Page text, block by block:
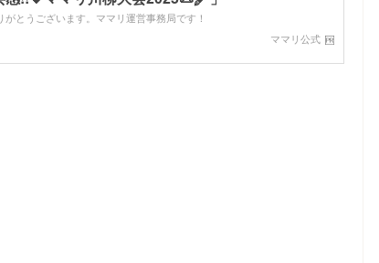
とうございます。ママリ運営事務局です！
ママリ公式